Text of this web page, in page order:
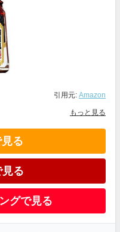
引用元: Amazon
もっと見る
る
る
グで見る